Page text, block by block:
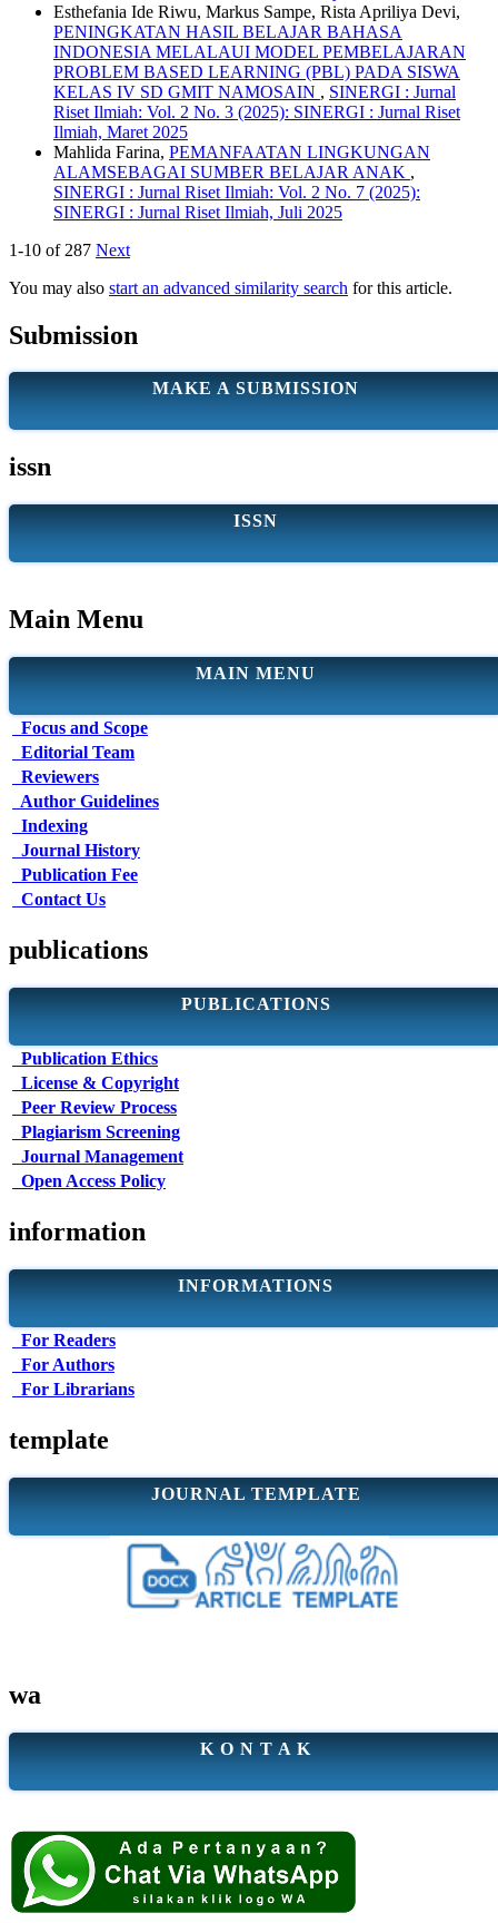
Esthefania Ide Riwu, Markus Sampe, Rista Apriliya Devi,
PENINGKATAN HASIL BELAJAR BAHASA
INDONESIA MELALAUI MODEL PEMBELAJARAN
PROBLEM BASED LEARNING (PBL) PADA SISWA
KELAS IV SD GMIT NAMOSAIN , SINERGI : Jurnal
Riset Ilmiah: Vol. 2 No. 3 (2025): SINERGI : Jurnal Riset
Ilmiah, Maret 2025
Mahlida Farina, PEMANFAATAN LINGKUNGAN
ALAMSEBAGAI SUMBER BELAJAR ANAK ,
SINERGI : Jurnal Riset Ilmiah: Vol. 2 No. 7 (2025):
SINERGI : Jurnal Riset Ilmiah, Juli 2025
1-10 of 287 Next
You may also start an advanced similarity search for this article.
Submission
MAKE A SUBMISSION
issn
ISSN
Main Menu
MAIN MENU
Focus and Scope
Editorial Team
Reviewers
Author Guidelines
Indexing
Journal History
Publication Fee
Contact Us
publications
PUBLICATIONS
Publication Ethics
License & Copyright
Peer Review Process
Plagiarism Screening
Journal Management
Open Access Policy
information
INFORMATIONS
For Readers
For Authors
For Librarians
template
JOURNAL TEMPLATE
wa
K O N T A K